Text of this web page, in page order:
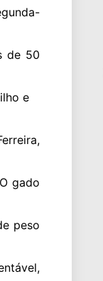
de 50
e
gado
peso